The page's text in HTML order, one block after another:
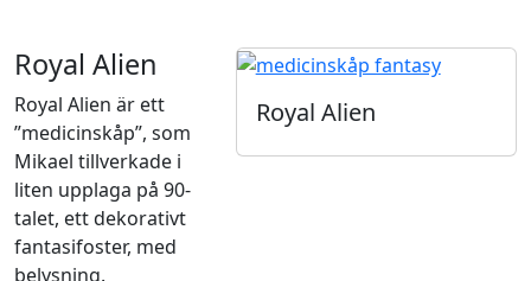
Royal Alien
Royal Alien är ett
”medicinskåp”, som
Mikael tillverkade i
liten upplaga på 90-
talet, ett dekorativt
fantasifoster, med
belysning.
Royal Alien